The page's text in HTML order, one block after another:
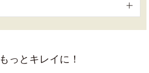
っとキレイに！